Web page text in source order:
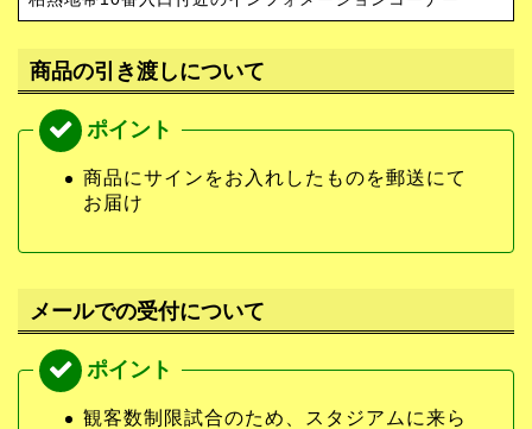
商品の引き渡しについて
商品にサインをお入れしたものを郵送にて
お届け
メールでの受付について
観客数制限試合のため、スタジアムに来ら